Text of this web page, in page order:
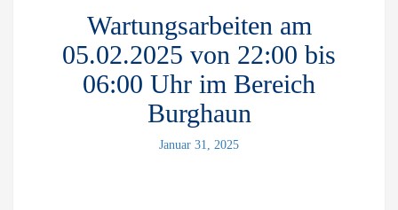
Wartungsarbeiten am
05.02.2025 von 22:00 bis
06:00 Uhr im Bereich
Burghaun
Januar 31, 2025